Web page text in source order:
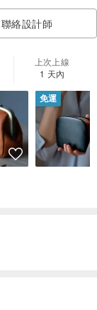
聯絡設計師
上次上線
1 天內
免運